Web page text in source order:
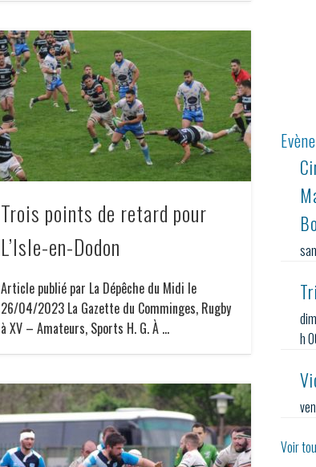
Trois points de retard pour
L’Isle-en-Dodon
Article publié par La Dépêche du Midi le
26/04/2023 La Gazette du Comminges, Rugby
à XV – Amateurs, Sports H. G. À …
h
Voir